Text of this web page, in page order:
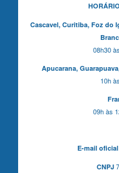
Cascavel, Curitiba,Foz do
08h30
Apucarana,
10h
09h às
E-mail oficial
CNPJ